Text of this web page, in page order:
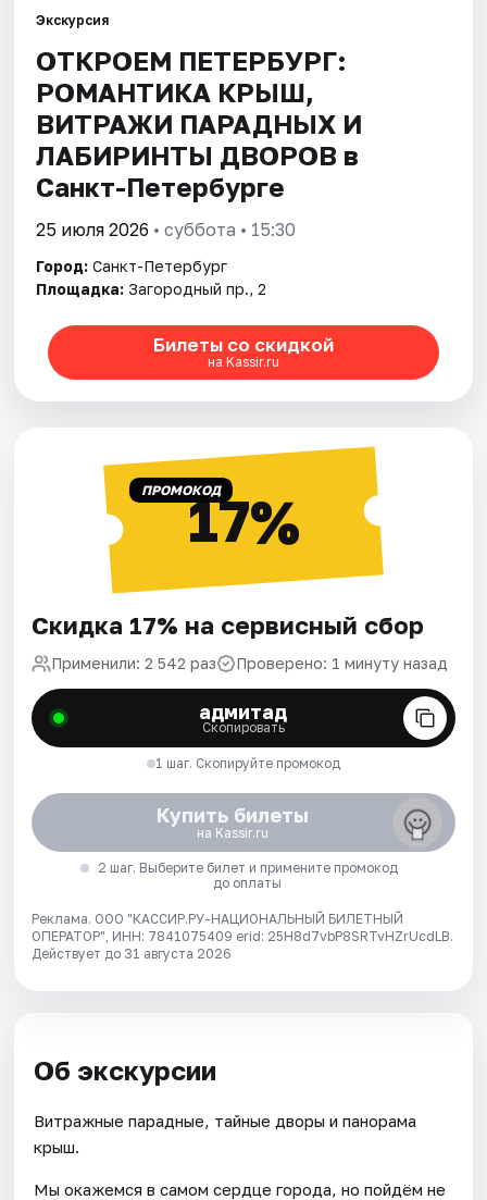
Города
Площадки
Артисты
Экскурсия
ОТКРОЕМ ПЕТЕРБУРГ:
РОМАНТИКА КРЫШ,
ВИТРАЖИ ПАРАДНЫХ И
ЛАБИРИНТЫ ДВОРОВ в
Санкт-Петербурге
25 июля 2026 • суббота • 15:30
Город: Санкт-Петербург
Площадка: Загородный пр., 2
Билеты со скидкой
на Kassir.ru
ПРОМОКОД17%
Скидка 17% на сервисный сбор
Применили: 2 542 раз Проверено: 1 минуту назад
адмитад
Скопировать
1 шаг. Скопируйте промокод
Купить билеты
на Kassir.ru
2 шаг. Выберите билет и примените промокод
до оплаты
Реклама. ООО "КАССИР.РУ-НАЦИОНАЛЬНЫЙ БИЛЕТНЫЙ
ОПЕРАТОР", ИНН: 7841075409 erid: 25H8d7vbP8SRTvHZrUcdLB.
Действует до 31 августа 2026
Об экскурсии
Витражные парадные, тайные дворы и панорама
крыш.
Мы окажемся в самом сердце города, но пойдём не